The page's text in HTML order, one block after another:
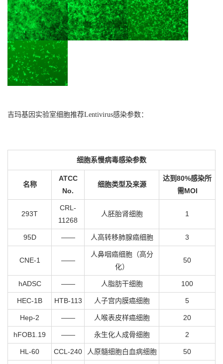
吉玛基因实验室细胞推荐Lentivirus感染参数：
细胞系慢病毒感染参数
名称
ATCC
No.
细胞类型及来源
达到80%感染所
需MOI
293T
CRL-
11268
人胚胎肾细胞 1
95D —— 人高转移肺腺癌细胞 3
CNE-1 ——
人鼻咽癌细胞（高分
化）
50
hADSC —— 人脂肪干细胞 100
HEC-1B HTB-113 人子宫内膜癌细胞 5
Hep-2 —— 人喉表皮样癌细胞 20
hFOB1.19 —— 永生化人成骨细胞 2
HL-60 CCL-240 人原髓细胞白血病细胞 50